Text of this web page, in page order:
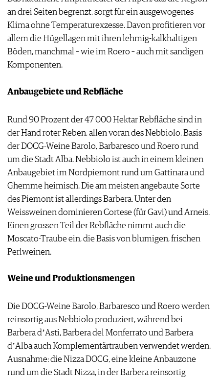
an drei Seiten begrenzt, sorgt für ein ausgewogenes
Klima ohne Temperaturexzesse. Davon profitieren vor
allem die Hügellagen mit ihren lehmig-kalkhaltigen
Böden, manchmal – wie im Roero – auch mit sandigen
Komponenten.
Anbaugebiete und Rebfläche
Rund 90 Prozent der 47 000 Hektar Rebfläche sind in
der Hand roter Reben, allen voran des Nebbiolo, Basis
der DOCG-Weine Barolo, Barbaresco und Roero rund
um die Stadt Alba. Nebbiolo ist auch in einem kleinen
Anbaugebiet im Nordpiemont rund um Gattinara und
Ghemme heimisch. Die am meisten angebaute Sorte
des Piemont ist allerdings Barbera. Unter den
Weissweinen dominieren Cortese (für Gavi) und Arneis.
Einen grossen Teil der Rebfläche nimmt auch die
Moscato-Traube ein, die Basis von blumigen, frischen
Perlweinen.
Weine und Produktionsmengen
Die DOCG-Weine Barolo, Barbaresco und Roero werden
reinsortig aus Nebbiolo produziert, während bei
Barbera dʼAsti, Barbera del Monferrato und Barbera
dʼAlba auch Komplementärtrauben verwendet werden.
Ausnahme: die Nizza DOCG, eine kleine Anbauzone
rund um die Stadt Nizza, in der Barbera reinsortig